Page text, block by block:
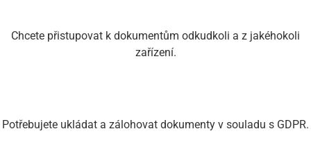
Chcete přistupovat k dokumentům odkudkoli a z jakéhokoli
zařízení.
Potřebujete ukládat a zálohovat dokumenty v souladu s GDPR.